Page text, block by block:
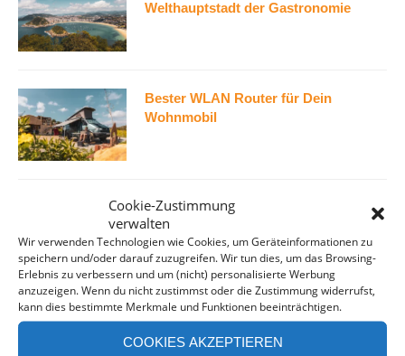
Cookie-Zustimmung
verwalten
Wir verwenden Technologien wie Cookies, um Geräteinformationen zu
speichern und/oder darauf zuzugreifen. Wir tun dies, um das Browsing-
Erlebnis zu verbessern und um (nicht) personalisierte Werbung
anzuzeigen. Wenn du nicht zustimmst oder die Zustimmung widerrufst,
kann dies bestimmte Merkmale und Funktionen beeinträchtigen.
COOKIES AKZEPTIEREN
Welthauptstadt der Gastronomie
Bester WLAN Router für Dein
Wohnmobil
Kappadokien in der Türkei –
Highlights & Reisetipps